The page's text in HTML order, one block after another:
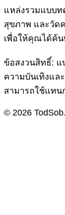
แหล่งรวมแบบท
สุขภาพ และวัด
เพื่อให้คุณได้ค้
ข้อสงวนสิทธิ์: แ
ความบันเทิงแล
สามารถใช้แทน
© 2026